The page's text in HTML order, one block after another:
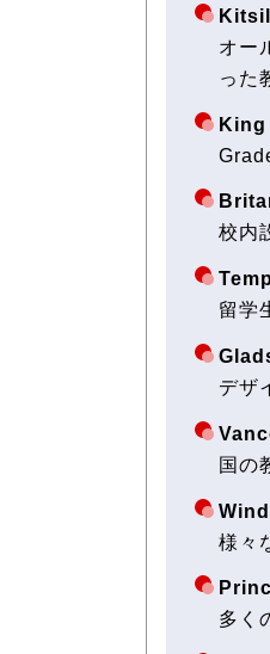
オー
った
King
校内
留学
デザ
国の
様々
多く